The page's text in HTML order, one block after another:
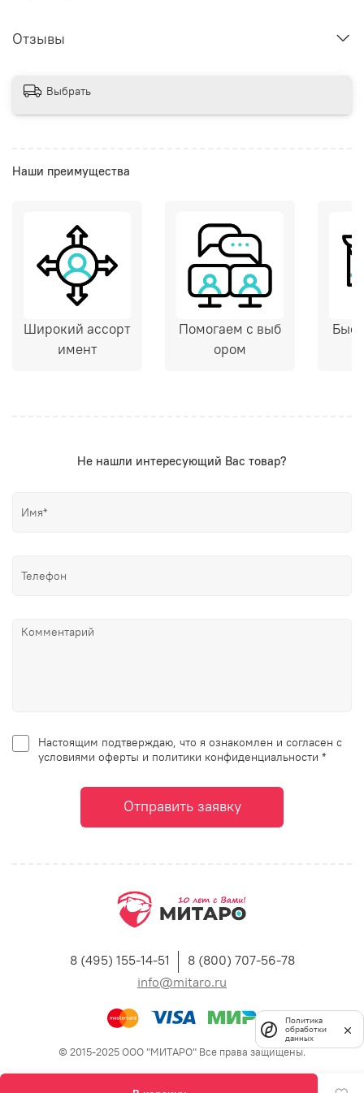
Отзывы
Выбрать
Наши преимущества
Широкий ассорт
имент
Помогаем с выб
ором
Не нашли интересующий Вас товар?
Настоящим подтверждаю, что я ознакомлен и согласен с
условиями оферты и политики конфиденциальности *
Отправить заявку
8 (495) 155-14-51
8 (800) 707-56-78
info@mitaro.ru
© 2015-2025 ООО "МИТАРО" Все права защищены.
Политика
обработки
данных